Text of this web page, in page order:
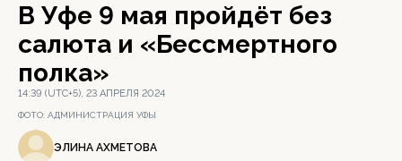
В Уфе 9 мая пройдёт без
салюта и «Бессмертного
полка»
14:39 (UTC+5), 23 АПРЕЛЯ 2024
ФОТО: АДМИНИСТРАЦИЯ УФЫ
ЭЛИНА АХМЕТОВА